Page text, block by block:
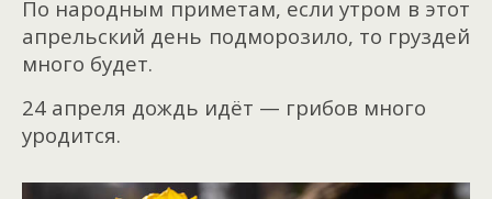
По народным приметам, если утром в этот
апрельский день подморозило, то груздей
много будет.
24 апреля дождь идёт — грибов много
уродится.